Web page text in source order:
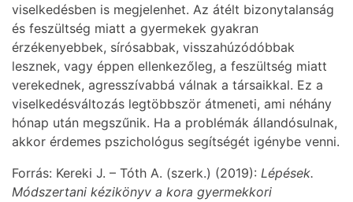
viselkedésben is megjelenhet. Az átélt bizonytalanság
és feszültség miatt a gyermekek gyakran
érzékenyebbek, sírósabbak, visszahúzódóbbak
lesznek, vagy éppen ellenkezőleg, a feszültség miatt
verekednek, agresszívabbá válnak a társaikkal. Ez a
viselkedésváltozás legtöbbször átmeneti, ami néhány
hónap után megszűnik. Ha a problémák állandósulnak,
akkor érdemes pszichológus segítségét igénybe venni.
Forrás: Kereki J. – Tóth A. (szerk.) (2019): Lépések.
Módszertani kézikönyv a kora gyermekkori